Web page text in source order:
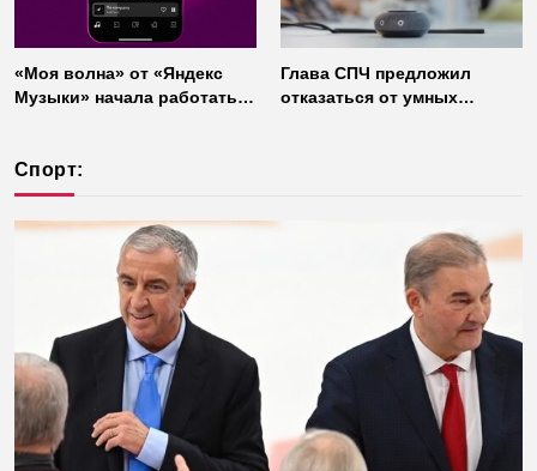
«Моя волна» от «Яндекс
Музыки» начала работать
Глава СПЧ предложил
отказаться от умных
Спорт: